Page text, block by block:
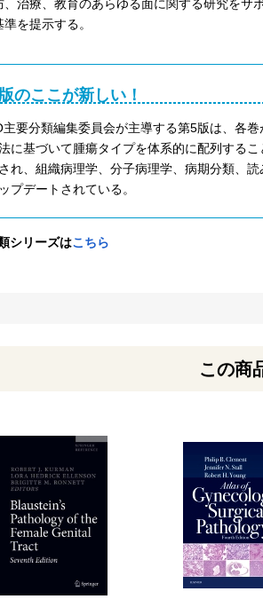
、治療、教育のあらゆる面に関する研究をサ
を提示する。
のここが新しい！
主要分類編集委員会が主導する第5版は、各
に基づいて腫瘍タイプを体系的に配列する
れ、組織病理学、分子病理学、病期分類、
プデートされている。
シリーズはこちら
この商